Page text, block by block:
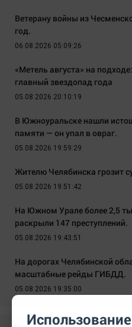
Ветерану войны из
год.
06.08.2026 05:09:26
«Метель августа» на
главный звездопад года
05.08.2026 20:10:19
В Южноуральске нашли
памяти — он упал в овраг.
05.08.2026 19:59:29
Жителю Челябинска грозит
05.08.2026 19:51:42
На Южном Урале более 2,5
раскрыли 147 преступлений.
05.08.2026 19:43:51
На дорогах Челябинской
масштабные рейды ГИБДД.
05.08.2026 19:35:00